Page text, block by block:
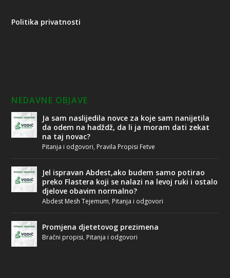
Politika privatnosti
NEDAVNE OBJAVE
Ja sam naslijedila novce za koje sam nanijetila
da odem na hadždž, da li ja moram dati zekat
na taj novac?
Pitanja i odgovori, Pravila Propisi Fetve
Jel ispravan Abdest,ako budem samo potirao
preko Flastera koji se nalazi na levoj ruki i ostalo
djelove obavim normalno?
Abdest Mesh Tejemum, Pitanja i odgovori
Promjena djetetovog prezimena
Bračni propisi, Pitanja i odgovori